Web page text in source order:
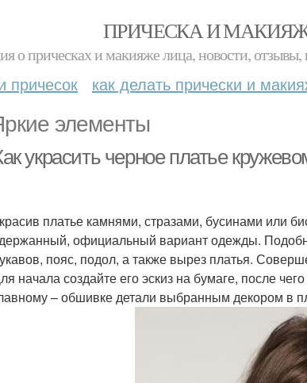
ПРИЧЕСКА И
о прическах и макияже лица, новости,
причесок как делать прически и
элементы
украсить черное платье
платье камнями, стразами, бусинами или
официальный вариант одежды.
пояс, подол, а также вырез платья.
начала создайте его эскиз на бумаге, после
– обшивке детали выбранным декором в